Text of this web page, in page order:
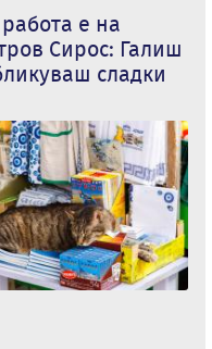
е на
Сирос: Галиш
сладки